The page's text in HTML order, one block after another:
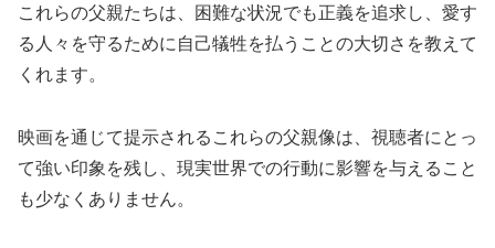
これらの父親たちは、困難な状況でも正義を追求し、愛す
る人々を守るために自己犠牲を払うことの大切さを教えて
くれます。
映画を通じて提示されるこれらの父親像は、視聴者にとっ
て強い印象を残し、現実世界での行動に影響を与えること
も少なくありません。